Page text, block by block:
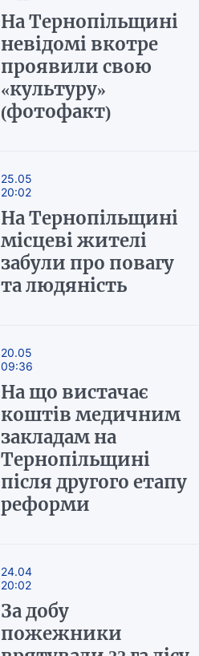
На Тернопільщині
невідомі вкотре
проявили свою
«культуру»
(фотофакт)
25.05
20:02
На Тернопільщині
місцеві жителі
забули про повагу
та людяність
20.05
09:36
На що вистачає
коштів медичним
закладам на
Тернопільщині
після другого етапу
реформи
24.04
20:02
За добу
пожежники